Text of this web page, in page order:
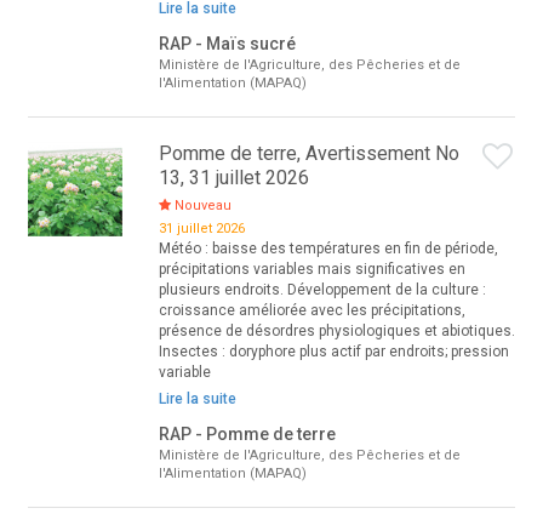
Lire la suite
RAP - Maïs sucré
Ministère de l'Agriculture, des Pêcheries et de
l'Alimentation (MAPAQ)
Pomme de terre, Avertissement No
13, 31 juillet 2026
Nouveau
31 juillet 2026
Météo : baisse des températures en fin de période,
précipitations variables mais significatives en
plusieurs endroits. Développement de la culture :
croissance améliorée avec les précipitations,
présence de désordres physiologiques et abiotiques.
Insectes : doryphore plus actif par endroits; pression
variable
Lire la suite
RAP - Pomme de terre
Ministère de l'Agriculture, des Pêcheries et de
l'Alimentation (MAPAQ)